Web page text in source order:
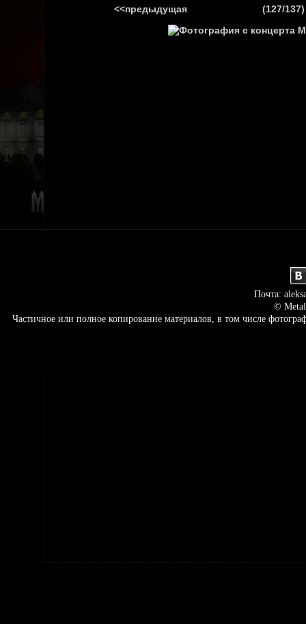
<<предыдущая (127/137)
Почта:
©
Частичное или полное копирование материалов, в том числе